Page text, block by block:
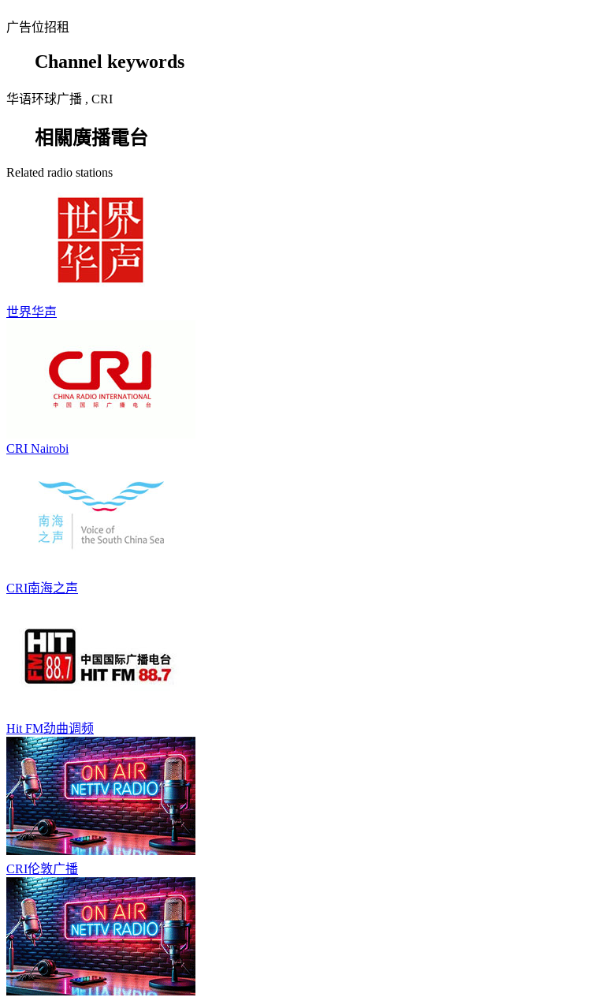
广告位招租
Channel keywords
华语环球广播 , CRI
相關廣播電台
Related radio stations
世界华声
CRI Nairobi
CRI南海之声
Hit FM劲曲调频
CRI伦敦广播